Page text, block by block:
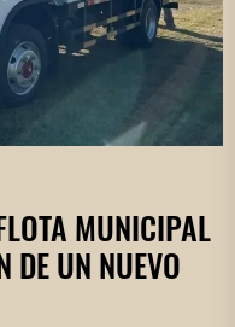
MUNICIPAL
DE UN NUEVO